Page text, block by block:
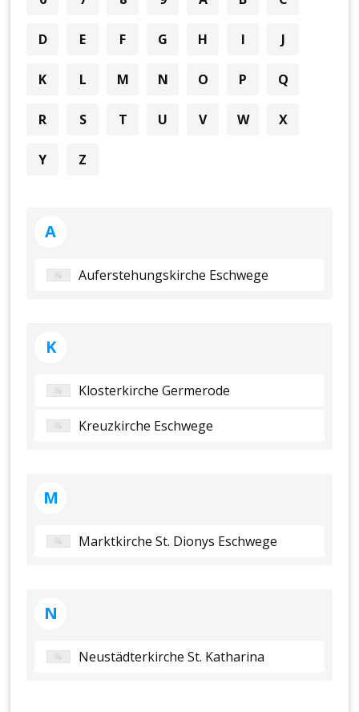
D E F G H I J
K L M N O P Q
R S T U V W X
Y Z
A
Auferstehungskirche Eschwege
K
Klosterkirche Germerode
Kreuzkirche Eschwege
M
Marktkirche St. Dionys Eschwege
N
Neustädterkirche St. Katharina